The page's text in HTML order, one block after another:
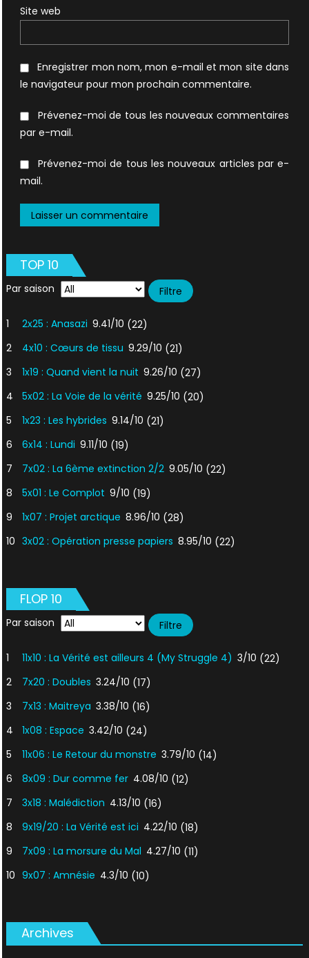
Site web
Enregistrer mon nom, mon e-mail et mon site dans
le navigateur pour mon prochain commentaire.
Prévenez-moi de tous les nouveaux commentaires
par e-mail.
Prévenez-moi de tous les nouveaux articles par e-
mail.
TOP 10
Par saison
1 2x25 : Anasazi 9.41/10 (22)
2
4x10 : Cœurs de tissu 9.29/10 (21)
3
1x19 : Quand vient la nuit 9.26/10 (27)
4
5x02 : La Voie de la vérité 9.25/10 (20)
5
1x23 : Les hybrides 9.14/10 (21)
6
6x14 : Lundi 9.11/10 (19)
7
7x02 : La 6ème extinction 2/2 9.05/10 (22)
8
5x01 : Le Complot 9/10 (19)
9
1x07 : Projet arctique 8.96/10 (28)
10 3x02 : Opération presse papiers 8.95/10 (22)
FLOP 10
Par saison
1 11x10 : La Vérité est ailleurs 4 (My Struggle 4) 3/10 (22)
2
7x20 : Doubles 3.24/10 (17)
3
7x13 : Maitreya 3.38/10 (16)
4
1x08 : Espace 3.42/10 (24)
5
11x06 : Le Retour du monstre 3.79/10 (14)
6
8x09 : Dur comme fer 4.08/10 (12)
7
3x18 : Malédiction 4.13/10 (16)
8
9x19/20 : La Vérité est ici 4.22/10 (18)
9
7x09 : La morsure du Mal 4.27/10 (11)
10 9x07 : Amnésie 4.3/10 (10)
Archives